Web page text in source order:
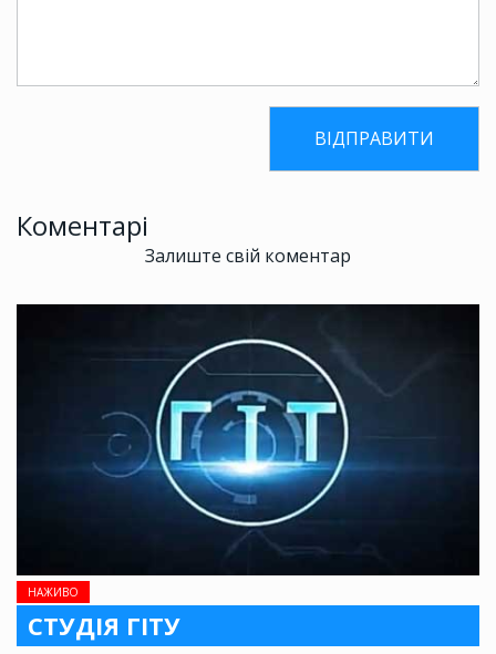
НАЖИВО
СТУДІЯ ГІТУ
Коментарі
Залиште свій коментар